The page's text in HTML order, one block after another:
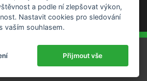
a podle ní zlepšovat výkon,
Nastavit cookies pro sledování
vaším souhlasem.
Přijmout vše